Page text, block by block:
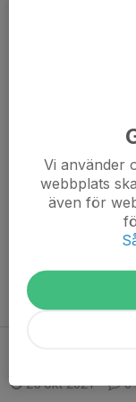
Välkommen till IFK
Vår målsättning är
bandyspelare. Vi
Är din dotter
Hör av dig till vår
25 okt 2021
0
Vi använder
webbplats
även för